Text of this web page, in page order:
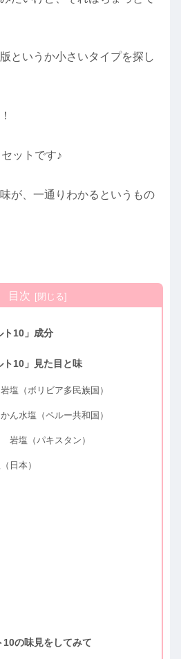
というか小さいタイプを探し
ットです♪
が、一通りわかるというもの
目次
ト10」成分
ト10」見た目と味
塩（ボリビア多民族国）
ん水塩（ペルー共和国）
岩塩（パキスタン）
日本）
10の味見をしてみて